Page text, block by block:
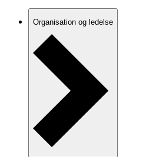
Organisation og ledelse